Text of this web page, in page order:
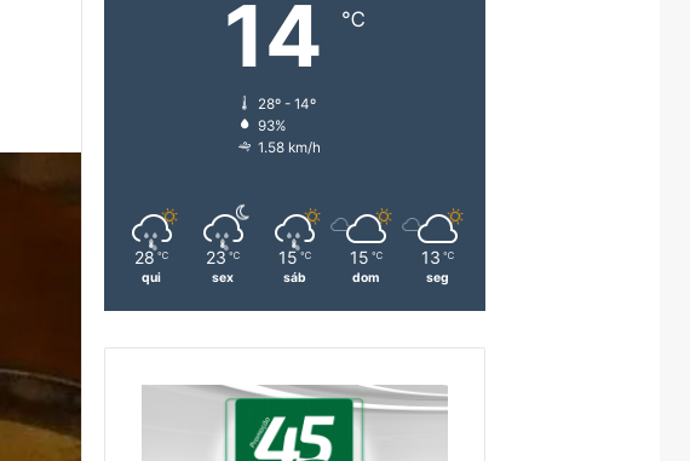
14 ℃
28º - 14º
93%
1.58 km/h
28 ℃
qui
23 ℃
sex
15 ℃
sáb
15 ℃
dom
13 ℃
seg